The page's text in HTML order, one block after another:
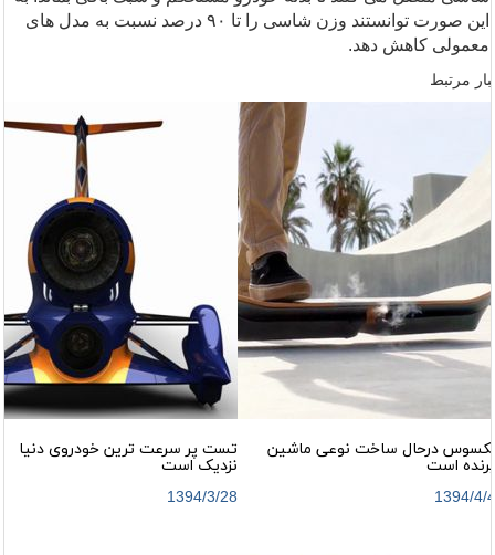
این صورت توانستند وزن شاسی را تا ۹۰ درصد نسبت به مدل های
معمولی کاهش دهد.
مرتبط
لکسوس درحال ساخت نوعی ماشین
پرنده است
1394/4/4
تست پر سرعت ترین خودروی دنیا
نزدیک است
1394/3/28